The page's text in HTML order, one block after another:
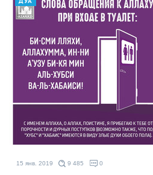
15 янв. 2019 9 485 0